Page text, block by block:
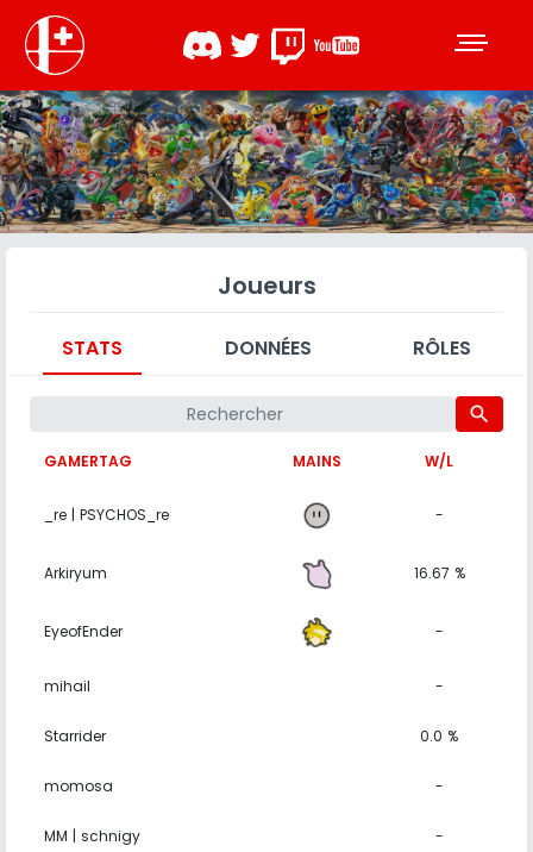
Joueurs
STATS DONNÉES RÔLES
search
GAMERTAG MAINS W/L
_re | PSYCHOS_re -
Arkiryum 16.67 %
EyeofEnder -
mihail -
Starrider 0.0 %
momosa -
MM | schnigy -